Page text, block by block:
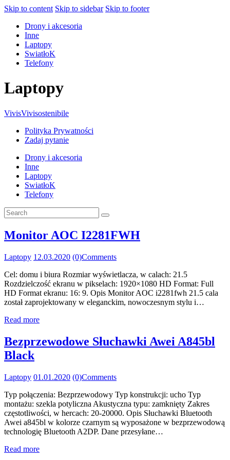
Skip to content Skip to sidebar Skip to footer
Drony i akcesoria
Inne
Laptopy
SwiatłoK
Telefony
Laptopy
VivisVivisostenibile
Polityka Prywatności
Zadaj pytanie
Drony i akcesoria
Inne
Laptopy
SwiatłoK
Telefony
Monitor AOC I2281FWH
Laptopy 12.03.2020 (0)Comments
Cel: domu i biura Rozmiar wyświetlacza, w calach: 21.5
Rozdzielczość ekranu w pikselach: 1920×1080 HD Format: Full
HD Format ekranu: 16: 9. Opis Monitor AOC i2281fwh 21.5 cala
został zaprojektowany w eleganckim, nowoczesnym stylu i…
Read more
Bezprzewodowe Słuchawki Awei A845bl
Black
Laptopy 01.01.2020 (0)Comments
Typ połączenia: Bezprzewodowy Typ konstrukcji: ucho Typ
montażu: szekla potyliczna Akustyczna typu: zamknięty Zakres
częstotliwości, w hercach: 20-20000. Opis Słuchawki Bluetooth
Awei a845bl w kolorze czarnym są wyposażone w bezprzewodową
technologię Bluetooth A2DP. Dane przesyłane…
Read more